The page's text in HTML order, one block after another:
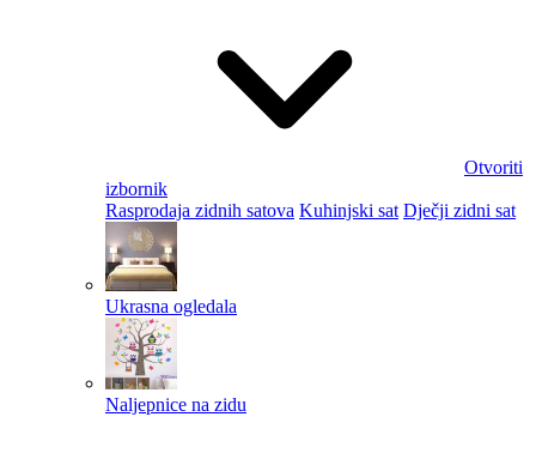
Otvoriti
izbornik
Rasprodaja zidnih satova Kuhinjski sat Dječji zidni sat
Ukrasna ogledala
Naljepnice na zidu